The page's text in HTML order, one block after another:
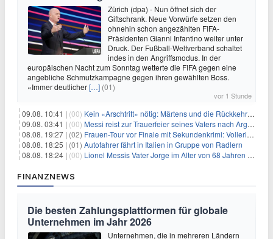
Zürich (dpa) - Nun öffnet sich der
Giftschrank. Neue Vorwürfe setzen den
ohnehin schon angezählten FIFA-
Präsidenten Gianni Infantino weiter unter
Druck. Der Fußball-Weltverband schaltet
indes in den Angriffsmodus. In der
europäischen Nacht zum Sonntag wetterte die FIFA gegen eine
angebliche Schmutzkampagne gegen ihren gewählten Boss.
«Immer deutlicher[…] (01)
vor 1 Stunde
09.08. 10:41 | (00) Kein «Arschtritt» nötig: Märtens und die Rückkehr nach Paris
09.08. 03:41 | (00) Messi reist zur Trauerfeier seines Vaters nach Argentinien
08.08. 19:27 | (02) Frauen-Tour vor Finale mit Sekundenkrimi: Vollering in Gelb
08.08. 18:25 | (01) Autofahrer fährt in Italien in Gruppe von Radlern
08.08. 18:24 | (00) Lionel Messis Vater Jorge im Alter von 68 Jahren gestorben
FINANZNEWS
Die besten Zahlungsplattformen für globale
Unternehmen im Jahr 2026
Unternehmen, die in mehreren Ländern